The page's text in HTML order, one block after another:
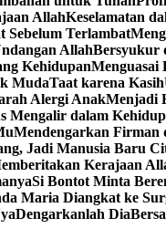
AllahKeselamatan
Sebelum Terlambat
AllahBersyukur
KehidupanMenguasai
MudaTaat karena Kasih
Alergi AnakMenjadi
Mengalir dalam
Mendengarkan Firman
Jadi Manusia Baru
Kerajaan
Si Bontot Minta
Maria Diangkat ke
Dengarkanlah Dia